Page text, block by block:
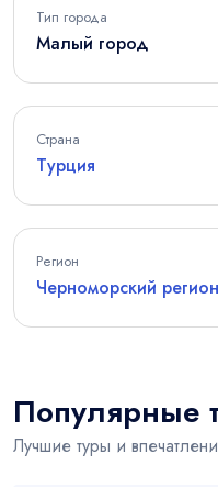
Тип города
Малый город
Страна
Турция
Регион
Черноморский регион
Популярные
Лучшие туры и